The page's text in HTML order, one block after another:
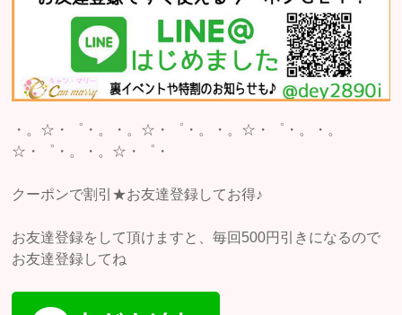
・。☆・゜・。・。☆・゜・。・。☆・゜・。・。
☆・゜・。・。☆・゜・
クーポンで割引★お友達登録してお得♪
お友達登録をして頂けますと、毎回500円引きになるので
お友達登録してね